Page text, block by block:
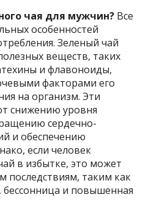
чая для мужчин? Все
особенностей
Зеленый чай
веществ, таких
и флавоноиды,
факторами его
на организм. Эти
снижению уровня
сердечно-
и обеспечению
если человек
в избытке, это может
последствиям, таким как
бессонница и повышенная